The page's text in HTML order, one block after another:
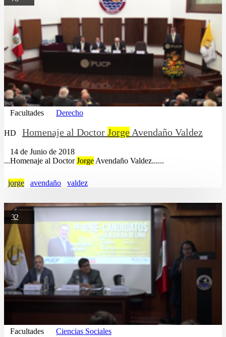
Facultades Derecho
HD Homenaje al Doctor Jorge Avendaño Valdez
14 de Junio de 2018
...Homenaje al DoctorJorge Avendaño Valdez......
jorge avendaño valdez
32
Facultades Ciencias Sociales